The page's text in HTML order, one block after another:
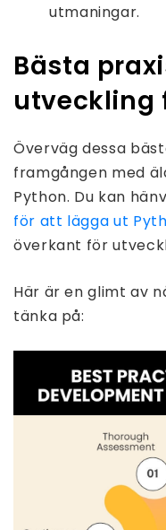
utmaningar.
Bästa
utveckling
Överväg dessa
framgången med
Python. Du kan
för att lägga ut
överkant för
Här är en glimt av
tänka på: